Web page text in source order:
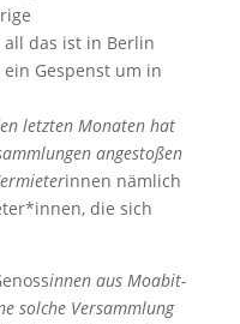
all das ist in Berlin
Gespenst um in
letzten Monaten hat
angestoßen
innen nämlich
die sich
innen aus Moabit-
solche Versammlung